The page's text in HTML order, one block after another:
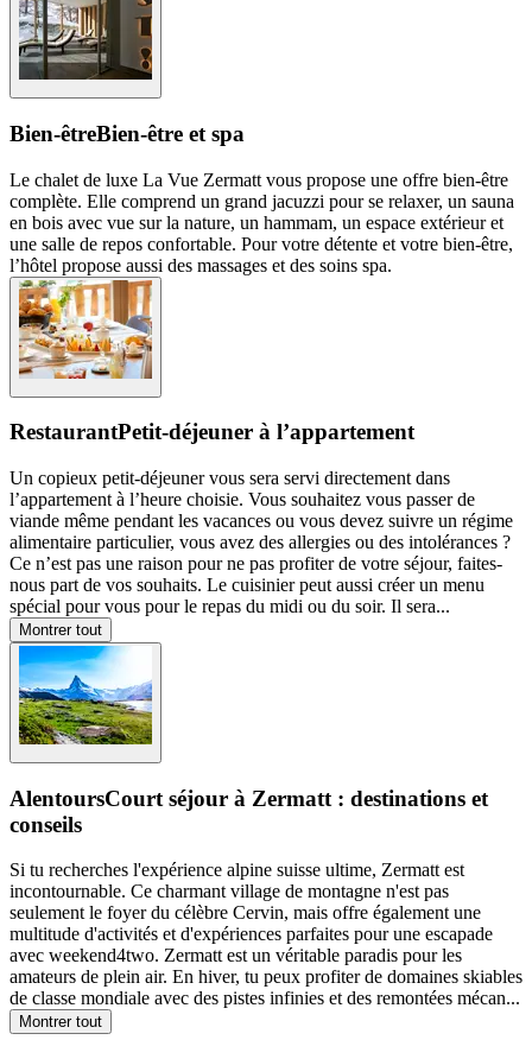
Bien-êtreBien-être et spa
Le chalet de luxe La Vue Zermatt vous propose une offre bien-être
complète. Elle comprend un grand jacuzzi pour se relaxer, un sauna
en bois avec vue sur la nature, un hammam, un espace extérieur et
une salle de repos confortable. Pour votre détente et votre bien-être,
l’hôtel propose aussi des massages et des soins spa.
RestaurantPetit-déjeuner à l’appartement
Un copieux petit-déjeuner vous sera servi directement dans
l’appartement à l’heure choisie. Vous souhaitez vous passer de
viande même pendant les vacances ou vous devez suivre un régime
alimentaire particulier, vous avez des allergies ou des intolérances ?
Ce n’est pas une raison pour ne pas profiter de votre séjour, faites-
nous part de vos souhaits. Le cuisinier peut aussi créer un menu
spécial pour vous pour le repas du midi ou du soir. Il sera...
Montrer tout
AlentoursCourt séjour à Zermatt : destinations et
conseils
Si tu recherches l'expérience alpine suisse ultime, Zermatt est
incontournable. Ce charmant village de montagne n'est pas
seulement le foyer du célèbre Cervin, mais offre également une
multitude d'activités et d'expériences parfaites pour une escapade
avec weekend4two. Zermatt est un véritable paradis pour les
amateurs de plein air. En hiver, tu peux profiter de domaines skiables
de classe mondiale avec des pistes infinies et des remontées mécan...
Montrer tout